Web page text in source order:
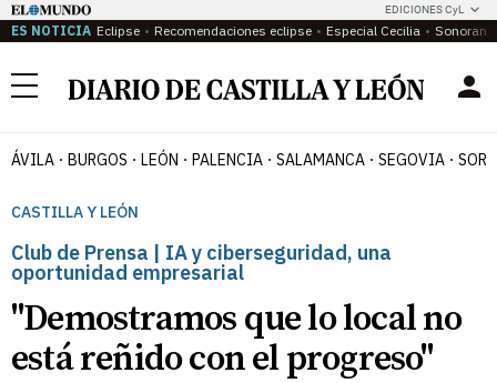
EDICIONES CyL
ES NOTICIA Eclipse Recomendaciones eclipse Especial Cecilia
Menú
ÁVILA BURGOS LEÓN PALENCIA SALAMANCA SEGOVIA
CASTILLA Y LEÓN
Club de Prensa | IA y ciberseguridad, una
oportunidad empresarial
"Demostramos que lo local no
está reñido con el progreso"